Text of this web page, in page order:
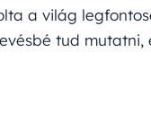
a világ
tud